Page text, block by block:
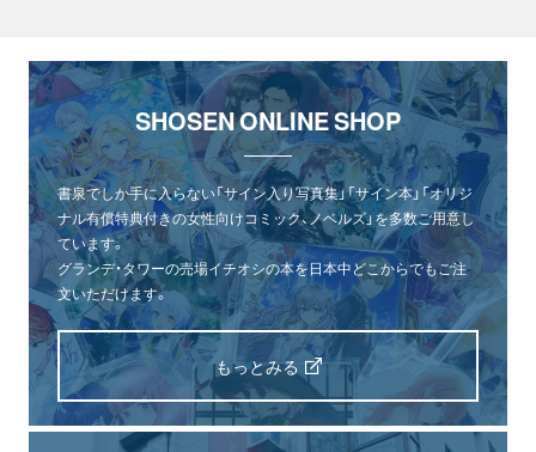
SHOSEN ONLINE SHOP
書泉でしか手に入らない「サイン入り写真集」「サイン本」「オリジ
ナル有償特典付きの女性向けコミック、ノベルズ」を多数ご用意し
ています。
グランデ・タワーの売場イチオシの本を日本中どこからでもご注
文いただけます。
もっとみる